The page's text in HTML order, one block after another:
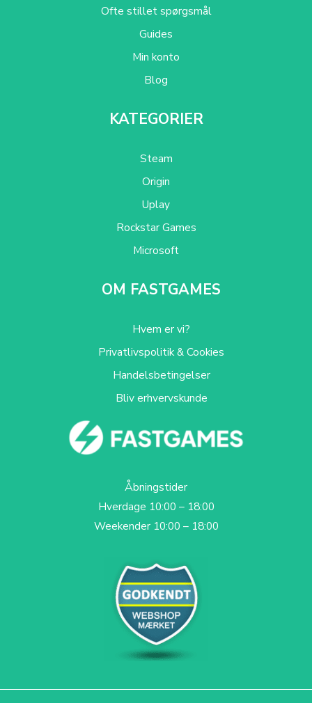
Ofte stillet spørgsmål
Guides
Min konto
Blog
KATEGORIER
Steam
Origin
Uplay
Rockstar Games
Microsoft
OM FASTGAMES
Hvem er vi?
Privatlivspolitik & Cookies
Handelsbetingelser
Bliv erhvervskunde
Åbningstider
Hverdage 10:00 – 18:00
Weekender 10:00 – 18:00